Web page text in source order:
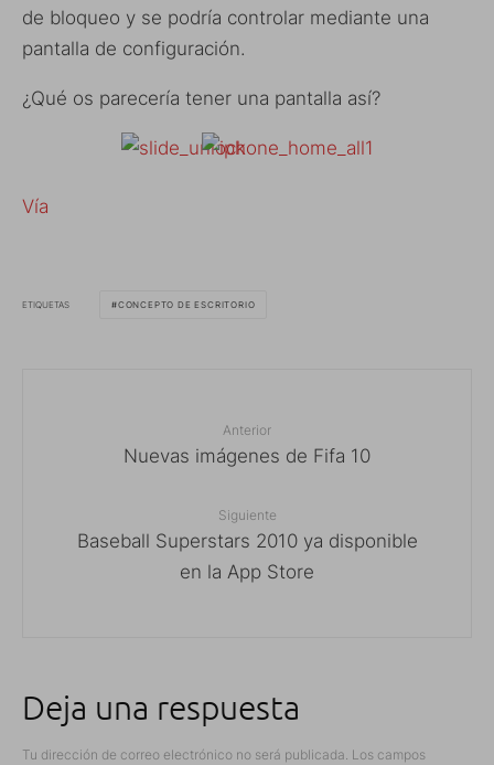
de bloqueo y se podría controlar mediante una
pantalla de configuración.
¿Qué os parecería tener una pantalla así?
Vía
ETIQUETAS CONCEPTO DE ESCRITORIO
Anterior
Nuevas imágenes de Fifa 10
Siguiente
Baseball Superstars 2010 ya disponible
en la App Store
Deja una respuesta
Tu dirección de correo electrónico no será publicada. Los campos